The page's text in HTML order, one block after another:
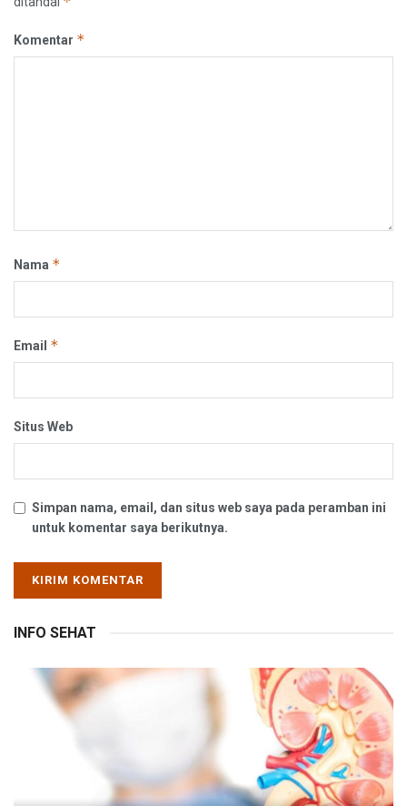
Komentar *
Nama *
Email *
Situs Web
Simpan nama, email, dan situs web saya pada peramban ini
untuk komentar saya berikutnya.
INFO SEHAT